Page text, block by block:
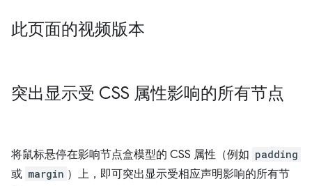
此页面的视频版本
突出显示受 CSS 属性影响的所有节点
将鼠标悬停在影响节点盒模型的 CSS 属性（例如 padding
或 margin ）上，即可突出显示受相应声明影响的所有节